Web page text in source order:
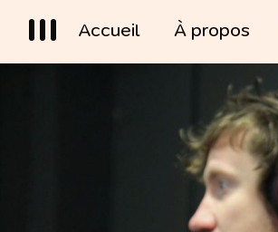
Accueil À propos